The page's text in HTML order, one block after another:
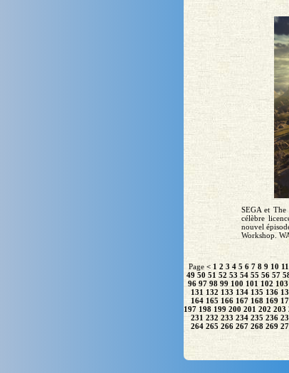
SEGA et
célèbre
nouvel
Workshop.
Page < 1 2 3 4 5 6 7 8 9 10 11
49 50 51 52 53 54 55 56 57
96 97 98 99 100 101 102 103
131 132 133 134 135 136
164 165 166 167 168 169
197 198 199 200 201 202 203
231 232 233 234 235 236
264 265 266 267 268 269